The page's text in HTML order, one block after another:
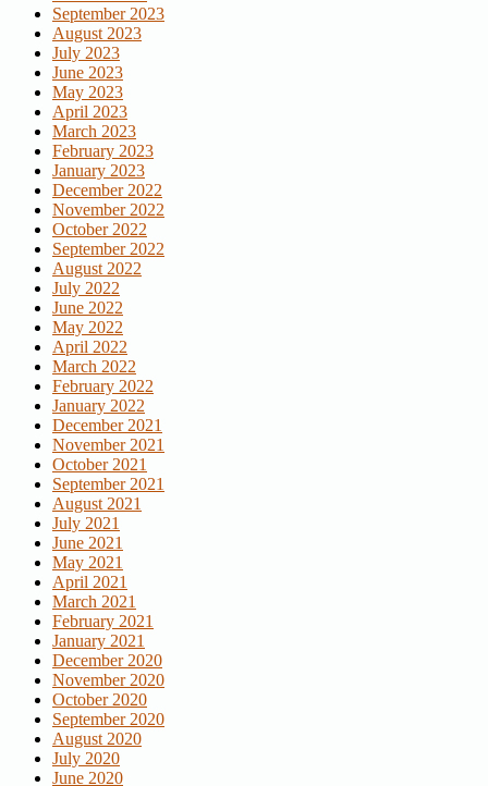
September 2023
August 2023
July 2023
June 2023
May 2023
April 2023
March 2023
February 2023
January 2023
December 2022
November 2022
October 2022
September 2022
August 2022
July 2022
June 2022
May 2022
April 2022
March 2022
February 2022
January 2022
December 2021
November 2021
October 2021
September 2021
August 2021
July 2021
June 2021
May 2021
April 2021
March 2021
February 2021
January 2021
December 2020
November 2020
October 2020
September 2020
August 2020
July 2020
June 2020